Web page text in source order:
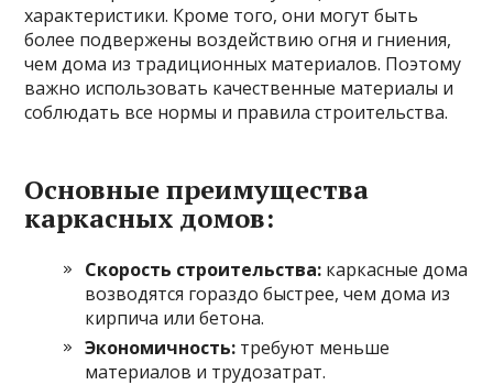
характеристики. Кроме того, они могут быть
более подвержены воздействию огня и гниения,
чем дома из традиционных материалов. Поэтому
важно использовать качественные материалы и
соблюдать все нормы и правила строительства.
Основные преимущества
каркасных домов:
Скорость строительства: каркасные дома
возводятся гораздо быстрее, чем дома из
кирпича или бетона.
Экономичность: требуют меньше
материалов и трудозатрат.